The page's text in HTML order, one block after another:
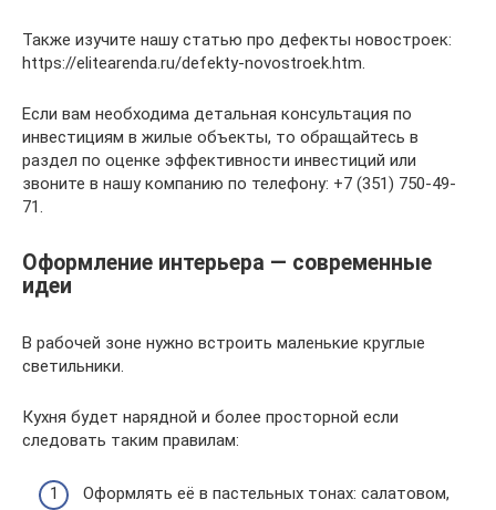
Также изучите нашу статью про дефекты новостроек:
https://elitearenda.ru/defekty-novostroek.htm.
Если вам необходима детальная консультация по
инвестициям в жилые объекты, то обращайтесь в
раздел по оценке эффективности инвестиций или
звоните в нашу компанию по телефону: +7 (351) 750-49-
71.
Оформление интерьера — современные
идеи
В рабочей зоне нужно встроить маленькие круглые
светильники.
Кухня будет нарядной и более просторной если
следовать таким правилам:
Оформлять её в пастельных тонах: салатовом,